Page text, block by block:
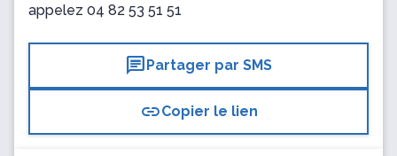
appelez 04 82 53 51 51
chatPartager par SMS
linkCopier le lien